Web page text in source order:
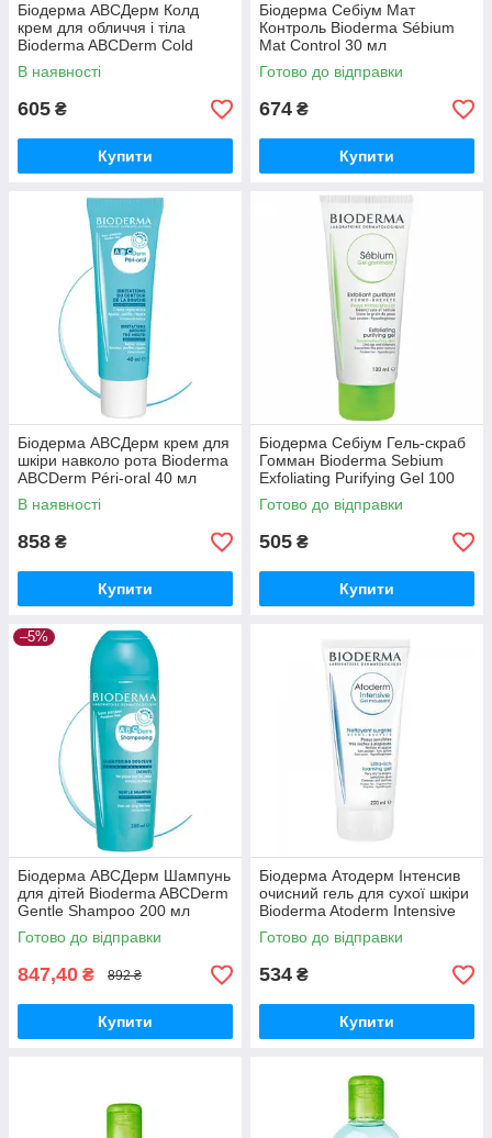
Біодерма АВСДерм Колд
крем для обличчя і тіла
Bioderma ABCDerm Cold
cream Visage Nourrissante, 45
мл
В наявності
605 ₴
Купити
Біодерма Себіум Мат
Контроль Bioderma Sébium
Mat Control 30 мл
Готово до відправки
674 ₴
Купити
Біодерма АВСДерм крем для
шкіри навколо рота Bioderma
ABCDerm Péri-oral 40 мл
В наявності
858 ₴
Купити
Біодерма Себіум Гель-скраб
Гомман Bioderma Sebium
Exfoliating Purifying Gel 100
мл
Готово до відправки
505 ₴
Купити
–5%
Біодерма АВСДерм Шампунь
для дітей Bioderma ABCDerm
Gentle Shampoo 200 мл
Готово до відправки
847,40 ₴ 892 ₴
Купити
Біодерма Атодерм Інтенсив
очисний гель для сухої шкіри
Bioderma Atoderm Intensive
gel moussant 200 мл
Готово до відправки
534 ₴
Купити